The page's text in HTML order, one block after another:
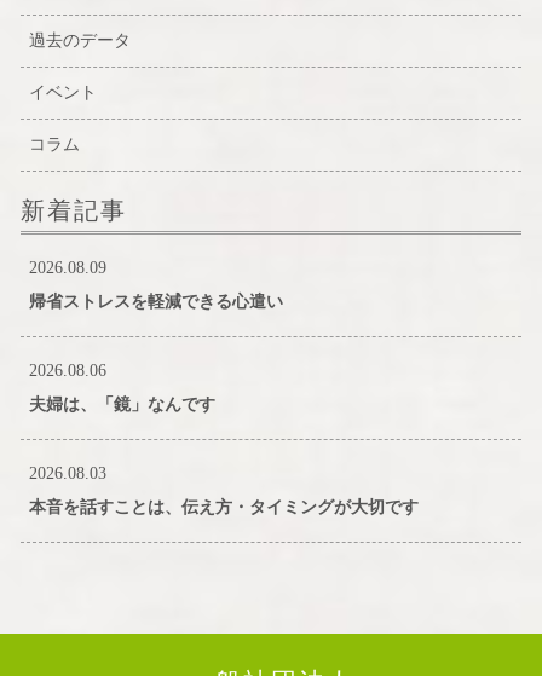
過去のデータ
イベント
コラム
新着記事
2026.08.09
帰省ストレスを軽減できる心遣い
2026.08.06
夫婦は、「鏡」なんです
2026.08.03
本音を話すことは、伝え方・タイミングが大切です